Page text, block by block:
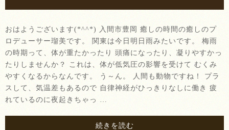
おはようございます(*^^*) 入間市豊岡 癒しの時間の癒しのプ
ロデューサー瑠美です。 関東は今日明日雨みたいです。 梅雨
の時期って、体が重たかったり 頭痛になったり、凝りやすかっ
たりしませんか？ これは、体が低気圧の影響を受けて むくみ
やすくなるからなんです。 う～ん。 人間も動物ですね！ プラ
スして、気温差もあるので 自律神経がひっきりなしに働き 疲
れているのに夜起きちゃっ …
続きを読む